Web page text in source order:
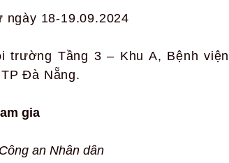
ngày 18-19.09.2024
trường Tầng 3 – Khu A, Bệnh
Đà Nẵng.
gia
an Nhân dân